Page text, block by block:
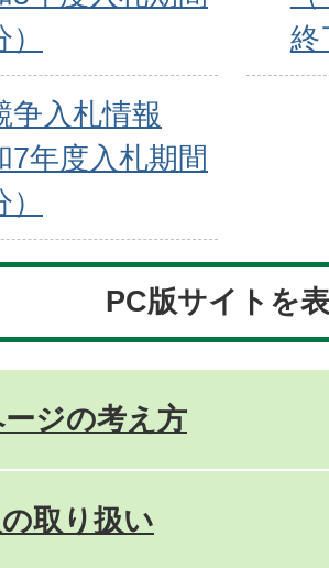
終
争入札情報
7年度入札期間
PC版サイトを
ジの考え方
取り扱い